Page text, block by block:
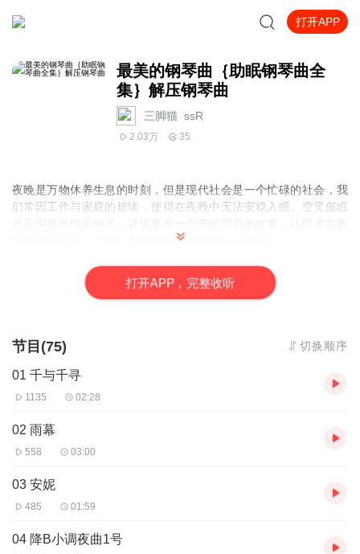
打开APP
最美的钢琴曲｛助眠钢琴曲全
集｝解压钢琴曲
三脚猫_ssR
2.03万 35
夜晚是万物休养生息的时刻，但是现代社会是一个忙碌的社会，我
们常因工作与家庭的烦恼，使得在夜晚中无法安稳入眠。空灵催眠
晚中不觉孤单，并用轻柔缓慢的旋律帮助您一夜好眠。
本专辑收录的音乐直击都市压力族的内心世界，放松心情，缓解焦
虑。通过旋律的走向、和弦的搭配、节奏的运用，让听者能在闭目
打开APP，完整收听
节目(75) 切换顺序
01 千与千寻
1135 02:28
02 雨幕
558 03:00
03 安妮
485 01:59
04 降B小调夜曲1号